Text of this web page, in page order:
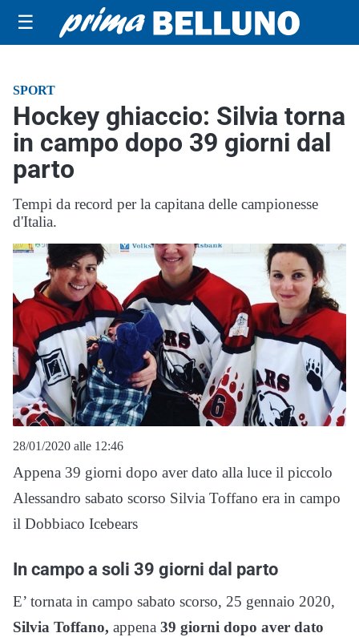
☰
SPORT
Hockey ghiaccio: Silvia torna
in campo dopo 39 giorni dal
parto
Tempi da record per la capitana delle campionesse
d'Italia.
28/01/2020 alle 12:46
Appena 39 giorni dopo aver dato alla luce il piccolo
Alessandro sabato scorso Silvia Toffano era in campo
il Dobbiaco Icebears
In campo a soli 39 giorni dal parto
E’ tornata in campo sabato scorso, 25 gennaio 2020,
Silvia Toffano, appena 39 giorni dopo aver dato